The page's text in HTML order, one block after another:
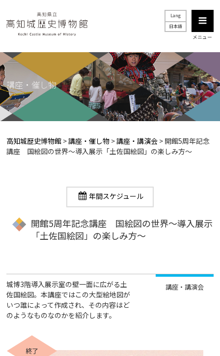
Lang
日本語
メニュー
講座・催し物
高知城歴史博物館 >講座・催し物 >講座・講演会 > 開館5周年記念
講座 国絵図の世界～導入展示「土佐国絵図」の楽しみ方～
年間スケジュール
開館5周年記念講座 国絵図の世界～導入展示
「土佐国絵図」の楽しみ方～
城博3階導入展示室の壁一面に広がる土
佐国絵図。本講座ではこの大型絵地図が
いつ誰によって作成され、その内容はど
のようなものなのかを紹介します。
講座・講演会
終了